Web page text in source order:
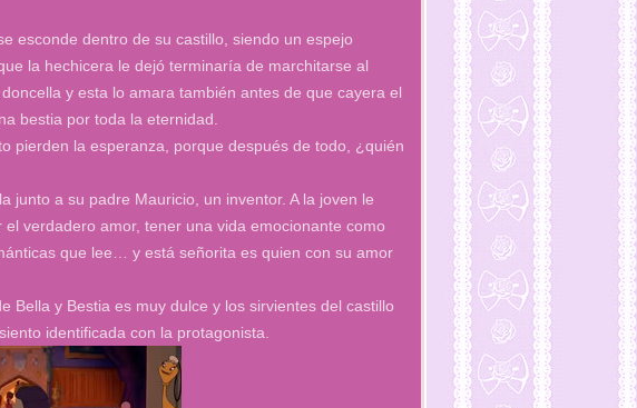
esconde dentro de su castillo, siendo un espejo
la hechicera le dejó terminaría de marchitarse al
y esta lo amara también antes de que cayera el
bestia por toda la eternidad.
pierden la esperanza, porque después de todo, ¿quién
junto a su padre Mauricio, un inventor. A la joven le
verdadero amor, tener una vida emocionante como
que lee… y está señorita es quien con su amor
Bella y Bestia es muy dulce y los sirvientes del castillo
identificada con la protagonista.